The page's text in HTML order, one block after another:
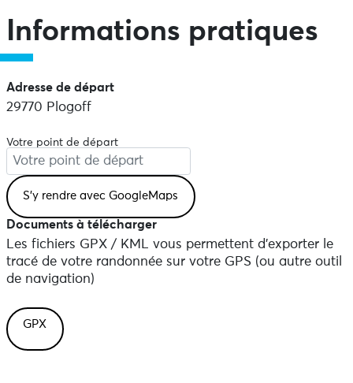
Informations pratiques
Adresse de départ
29770 Plogoff
Votre point de départ
Documents à télécharger
Les fichiers GPX / KML vous permettent d'exporter le
tracé de votre randonnée sur votre GPS (ou autre outil
de navigation)
GPX